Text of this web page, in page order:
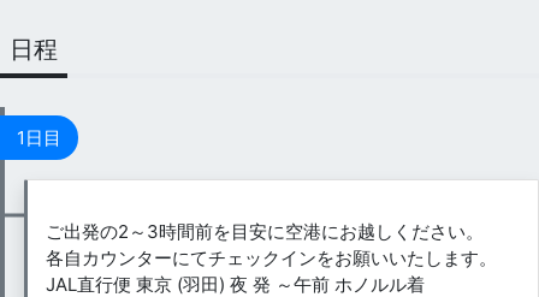
日程
1日目
ご出発の2～3時間前を目安に空港にお越しください。
各自カウンターにてチェックインをお願いいたします。
JAL直行便 東京 (羽田) 夜 発 ～午前 ホノルル着